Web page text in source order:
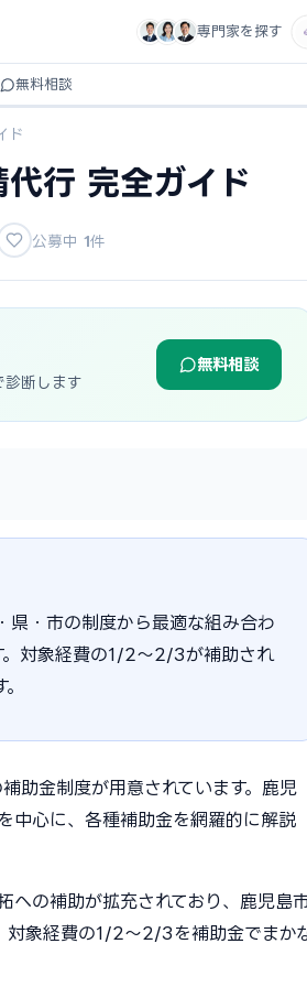
専門家を探す
無料相談
ド
行 完全ガイド
公募中 1件
診断します
無料相談
県・市の制度から最適な組み合わ
対象経費の1/2〜2/3が補助され
助金制度が用意されています。鹿児
中心に、各種補助金を網羅的に解説
の補助が拡充されており、鹿児島
対象経費の1/2〜2/3を補助金でまか